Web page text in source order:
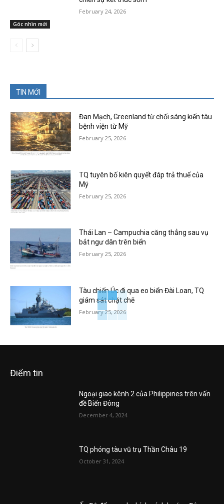
Góc nhìn mới
February 24, 2026
TIN MỚI
Đan Mạch, Greenland từ chối sáng kiến tàu
bệnh viện từ Mỹ
February 25, 2026
TQ tuyên bố kiên quyết đáp trả thuế của
Mỹ
February 25, 2026
Thái Lan – Campuchia căng thẳng sau vụ
bắt ngư dân trên biển
February 25, 2026
Tàu chiến Úc đi qua eo biển Đài Loan, TQ
giám sát chặt chẽ
February 25, 2026
Điểm tin
Ngoại giao kênh 2 của Philippines trên vấn
đề Biển Đông
December 4, 2024
TQ phóng tàu vũ trụ Thần Châu 19
October 31, 2024